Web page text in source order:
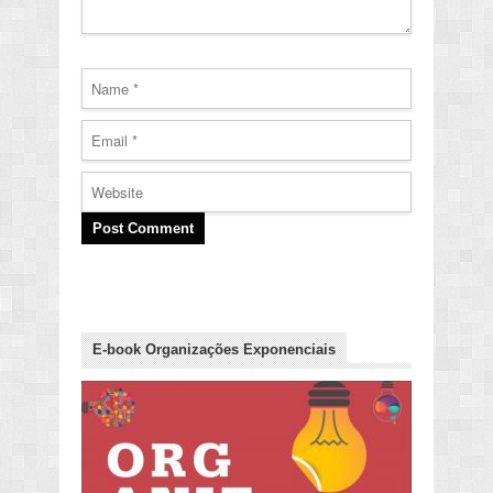
E-book Organizações Exponenciais